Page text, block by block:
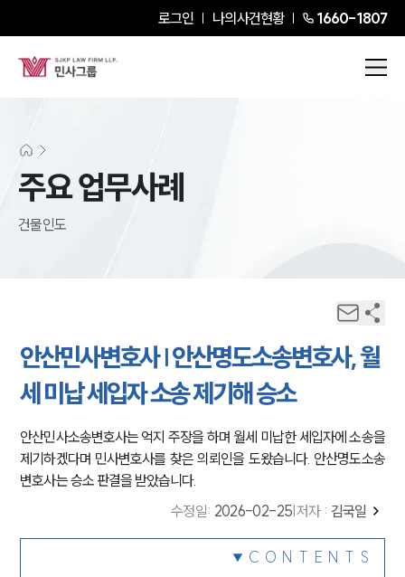
로그인 나의사건현황 1660-1807
주요 업무사례
건물인도
안산민사변호사 | 안산명도소송변호사, 월
세 미납 세입자 소송 제기해 승소
안산민사소송변호사는 억지 주장을 하며 월세 미납한 세입자에 소송을
제기하겠다며 민사변호사를 찾은 의뢰인을 도왔습니다. 안산명도소송
변호사는 승소 판결을 받았습니다.
수정일: 2026-02-25 저자 : 김국일
CONTENTS